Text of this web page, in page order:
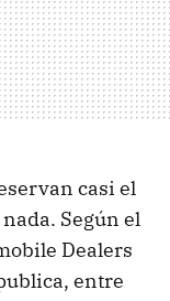
casi el
Según el
Dealers
entre